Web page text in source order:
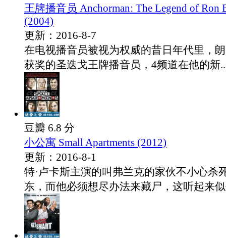
王牌播音员 Anchorman: The Legend of Ron
(2004)
更新：2016-8-7
在电视播音员被视为权威的昔日年代里，
获奖的圣迭戈王牌播音员，4频道在他的新
豆瓣 6.8 分
小公寓 Small Apartments (2012)
更新：2016-8-1
特·卢卡斯主演的叫弗兰克的家伙不小心杀
东，而他必须想尽办法来藏尸，这听起来